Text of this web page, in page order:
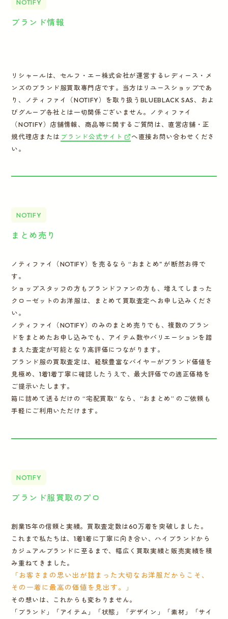
NOTIFY
ブランド情報
リシャールは、セルフ・エー株式会社が運営するレディース・メ
ンズのブランド服買取専門店です。当方はリユースショップであ
り、ノティファイ（NOTIFY）を取り扱うBLUEBLACK SAS、およ
びグループ各社とは一切関係ございません。ノティファイ
（NOTIFY）店舗情報、商品等に関するご質問は、直営店舗・正
規代理店または ブランド公式サイト
へ直接お問い合わせくださ
い。
NOTIFY
まとめ売り
ノティファイ（NOTIFY）を売るなら “おまとめ" が断然お得で
す。
ショップスタッフの方もブランドファンの方も、増えてしまった
クローゼットのお洋服は、まとめて買取査定へお申し込みくださ
い。
ノティファイ（NOTIFY）のみのまとめ売りでも、複数のブラン
ドをまとめたお申し込みでも、アイテム数やバリエーションを踏
まえた査定が可能となり高評価につながります。
ブランド服の買取査定は、経験豊富なバイヤーがブランド価値を
見極め、1着1着丁寧に確認したうえで、最大評価での適正価格を
ご提示いたします。
箱に詰めて送るだけの “宅配買取” なら、“おまとめ” のご依頼も
手軽にご利用いただけます。
NOTIFY
ブランド服買取のプロ
創業15年の信頼と実績。買取査定数は60万着を突破しました。
これまで私たちは、1着1着に丁寧に向き合い、ハイブランドから
カジュアルブランドに至るまで、幅広く買取実績と販売実績を積
み重ねてきました。
「お客さまの思い出が詰まった大切なお洋服だからこそ、
その一着に最高の価値を見出す。」
その想いは、これからも変わりません。
「ブランド」「アイテム」「状態」「デザイン」「素材」「サイ